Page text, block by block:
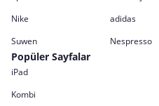
Nike
adidas
Suwen
Nespresso
Popüler Sayfalar
iPad
Kombi